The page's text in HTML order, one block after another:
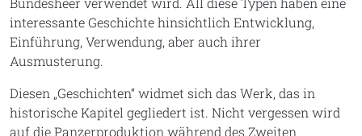
interessante Geschichte hinsichtlich Entwicklung,
Einführung, Verwendung, aber auch ihrer
Ausmusterung.
Diesen „Geschichten“ widmet sich das Werk, das in
historische Kapitel gegliedert ist. Nicht vergessen wird
auf die Panzerproduktion während des Zweiten